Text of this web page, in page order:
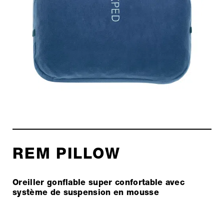
REM PILLOW
Oreiller gonflable super confortable avec
système de suspension en mousse